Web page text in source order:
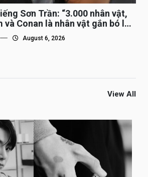
Sơn Trần: “3.000 nhân vật,
và Conan là nhân vật gắn bó lâu
August 6, 2026
View All